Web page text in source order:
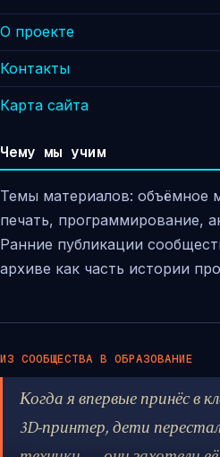
О проекте
Контакты
Карта сайта
Чему мы учим
Темы материалов: объёмное
печать, программирование,
Ранние публикации
архиве как часть истории
ИЗ СООБЩЕСТВА В ОБРАЗОВАНИЕ
Когда я впервые принёс в
3D-принтер, дети